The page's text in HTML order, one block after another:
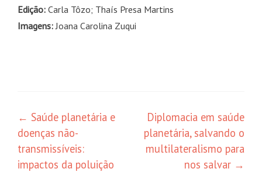
Edição: Carla Tôzo; Thaís Presa Martins
Imagens:Joana Carolina Zuqui
Navegação
de
posts
← Saúde planetária e
doenças não-
transmissíveis:
impactos da poluição
Diplomacia em saúde
planetária, salvando o
multilateralismo para
nos salvar →